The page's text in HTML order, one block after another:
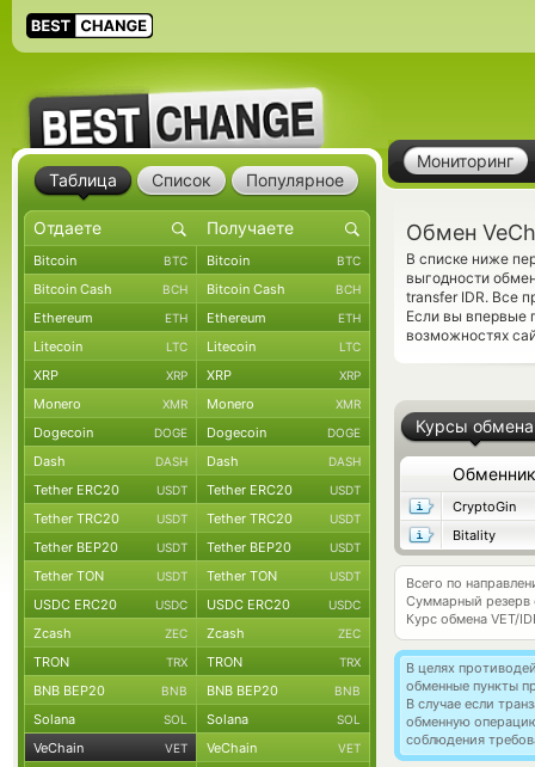
Мониторинг
Обмен
В списке ниже
выгодности
transfer IDR. Все
Если вы впервые
возможностях
Курсы обмена
Обменник
CryptoGin
Bitality
Всего по
Суммарный резерв
Курс обмена VET/
В целях
обменные пункты
В случае если
обменную
соблюдения
Таблица Список Популярное
Bitcoin BTC Bitcoin BTC
Bitcoin Cash BCH Bitcoin Cash BCH
Ethereum ETH Ethereum ETH
Litecoin LTC Litecoin LTC
XRP XRP XRP XRP
Monero XMR Monero XMR
Dogecoin DOGE Dogecoin DOGE
Dash DASH Dash DASH
Tether ERC20 USDT Tether ERC20 USDT
Tether TRC20 USDT Tether TRC20 USDT
Tether BEP20 USDT Tether BEP20 USDT
Tether TON USDT Tether TON USDT
USDC ERC20 USDC USDC ERC20 USDC
Zcash ZEC Zcash ZEC
TRON TRX TRON TRX
BNB BEP20 BNB BNB BEP20 BNB
Solana SOL Solana SOL
VeChain VET VeChain VET